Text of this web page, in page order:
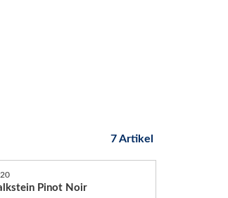
7 Artikel
Pinot Noir